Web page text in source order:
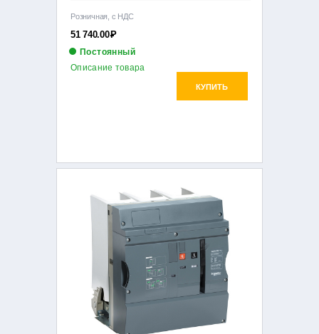
Розничная, с НДС
51 740.00Р
Постоянный
КУПИТЬ
Описание товара